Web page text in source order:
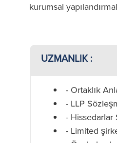
kurumsal
UZMANLIK :
- Ortaklık
- LLP
-
- Limited